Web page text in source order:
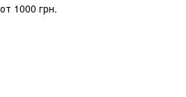
1000 грн.